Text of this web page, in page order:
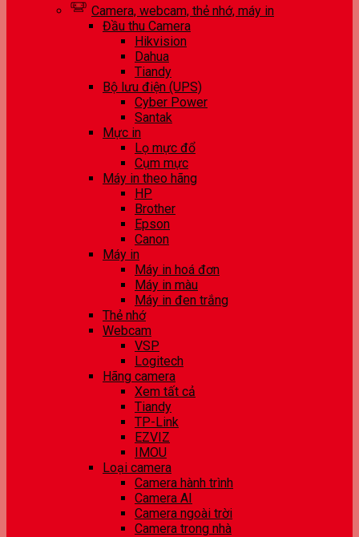
Camera, webcam, thẻ nhớ, máy in
Đầu thu Camera
Hikvision
Dahua
Tiandy
Bộ lưu điện (UPS)
Cyber Power
Santak
Mực in
Lọ mực đổ
Cụm mực
Máy in theo hãng
HP
Brother
Epson
Canon
Máy in
Máy in hoá đơn
Máy in màu
Máy in đen trắng
Thẻ nhớ
Webcam
VSP
Logitech
Hãng camera
Xem tất cả
Tiandy
TP-Link
EZVIZ
IMOU
Loại camera
Camera hành trình
Camera AI
Camera ngoài trời
Camera trong nhà